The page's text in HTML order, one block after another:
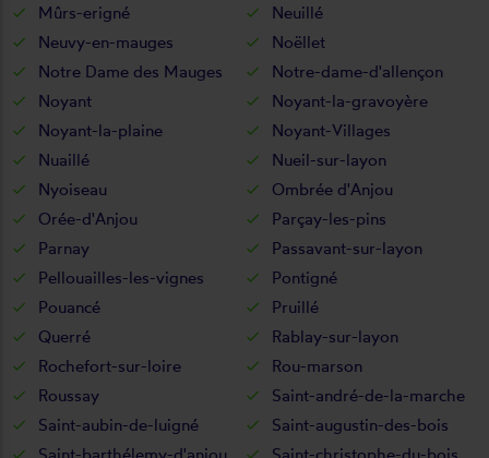
Mûrs-erigné
Neuillé
Neuvy-en-mauges
Noëllet
Notre Dame des Mauges
Notre-dame-d'allençon
Noyant
Noyant-la-gravoyère
Noyant-la-plaine
Noyant-Villages
Nuaillé
Nueil-sur-layon
Nyoiseau
Ombrée d'Anjou
Orée-d'Anjou
Parçay-les-pins
Parnay
Passavant-sur-layon
Pellouailles-les-vignes
Pontigné
Pouancé
Pruillé
Querré
Rablay-sur-layon
Rochefort-sur-loire
Rou-marson
Roussay
Saint-andré-de-la-marche
Saint-aubin-de-luigné
Saint-augustin-des-bois